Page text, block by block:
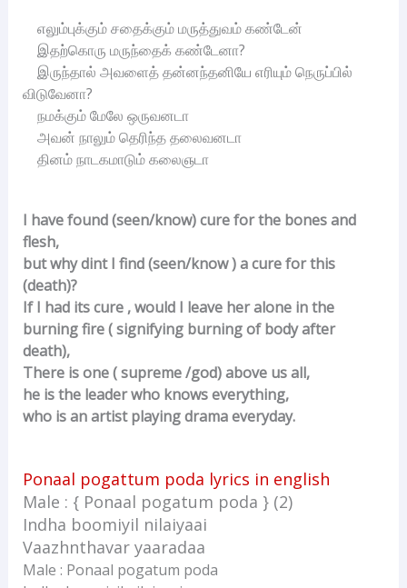
எலும்புக்கும் சதைக்கும் மருத்துவம் கண்டேன்
இதற்கொரு மருந்தைக் கண்டேனா?
இருந்தால் அவளைத் தன்னந்தனியே எரியும் நெருப்பில்
விடுவேனா?
நமக்கும் மேலே ஒருவனடா
அவன் நாலும் தெரிந்த தலைவனடா
தினம் நாடகமாடும் கலைஞடா
I have found (seen/know) cure for the bones and
flesh,
but why dint I find (seen/know ) a cure for this
(death)?
If I had its cure , would I leave her alone in the
burning fire ( signifying burning of body after
death),
There is one ( supreme /god) above us all,
he is the leader who knows everything,
who is an artist playing drama everyday.
Ponaal pogattum poda lyrics in english
Male : { Ponaal pogatum poda } (2)
Indha boomiyil nilaiyaai
Vaazhnthavar yaaradaa
Male : Ponaal pogatum poda